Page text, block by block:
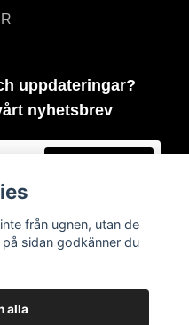
uppdateringar?
nyhetsbrev
från ugnen, utan de
sidan godkänner du
alla